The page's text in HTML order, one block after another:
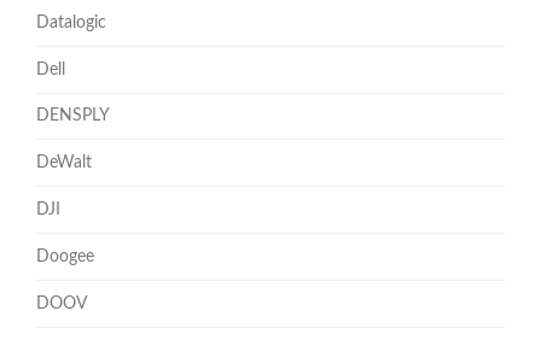
Datalogic
Dell
DENSPLY
DeWalt
DJI
Doogee
DOOV